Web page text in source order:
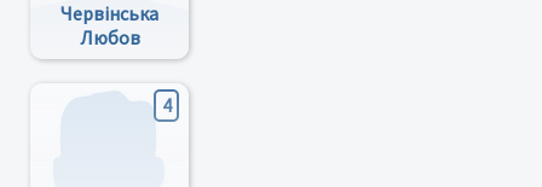
Червінська
Любов
Петрівна
4